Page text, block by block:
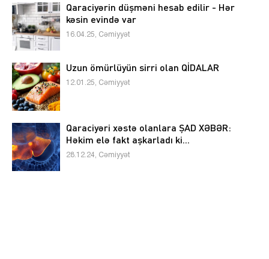
Qaraciyərin düşməni hesab edilir - Hər
kəsin evində var
16.04.25, Cəmiyyət
Uzun ömürlüyün sirri olan QİDALAR
12.01.25, Cəmiyyət
Qaraciyəri xəstə olanlara ŞAD XƏBƏR:
Həkim elə fakt aşkarladı ki...
28.12.24, Cəmiyyət